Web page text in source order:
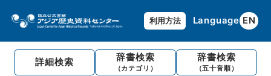
利用方法 Language EN
詳細検索 辞書検索
（カテゴリ）
辞書検索
（五十音順）